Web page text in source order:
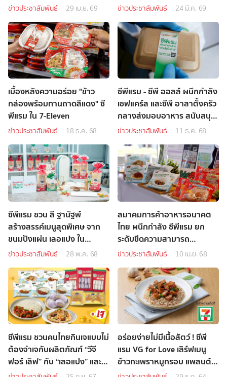
ข่าวประชาสัมพันธ์ 29 เม.ย. 69 ข่าวประชาสัมพันธ์ 24 มี.ค. 69
เบื้องหลังความอร่อย "ข้าว
กล่องพร้อมทานถาดสีแดง" ซี
พีแรม ใน 7-Eleven
ข่าวประชาสัมพันธ์ 18 ธ.ค. 68
ซีพีแรม - ซีพี ออลล์ ผนึกกำลัง
เชฟแคร์ส และซีพี อาสาตั้งครัว
กลางส่งมอบอาหาร สนับสนุน
บุคลากรทางการแพทย์ ทหาร
สงขลา
ข่าวประชาสัมพันธ์ 11 ธ.ค. 68
ซีพีแรม ชวน ลี ฐานัฐพ์
สร้างสรรค์เมนูสุดพิเศษ จาก
ขนมปังแผ่น เลอแปง ใน
กิจกรรม CPRAM FOOD
ข่าวประชาสัมพันธ์ 28 พ.ค. 68
สมาคมการค้าอาหารอนาคต
ไทย ผนึกกำลัง ซีพีแรม ยก
ระดับขีดความสามารถ
อุตสาหกรรมอาหารแห่ง
ข่าวประชาสัมพันธ์ 10 เม.ย. 68
ซีพีแรม ชวนคนไทยกินเจแบบไม่
ต้องจำเจกับผลิตภัณฑ์ “วีจี
ฟอร์ เลิฟ” กับ “เลอแปง” และ
“เจด ดราก้อน”
อร่อยง่ายไม่มีเนื้อสัตว์ ! ซีพี
แรม VG for Love เสิร์ฟเมนู
ข้าวกะเพราหมูกรอบ แพลนต์
เบสต์ ที่ 7-Eleven